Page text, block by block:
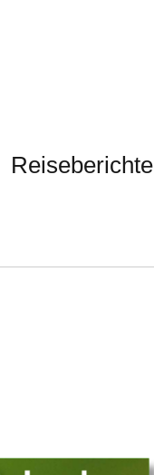
Reiseberichte